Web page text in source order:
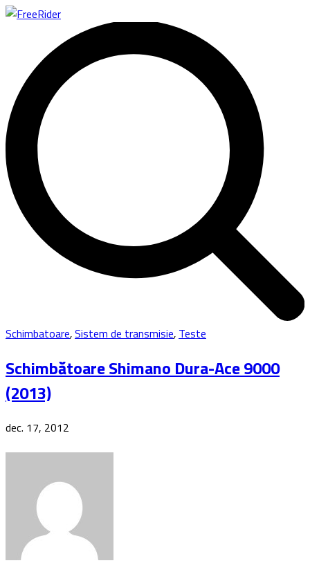
Schimbatoare,Sistem de transmisie, Teste
Schimbătoare Shimano Dura-Ace 9000
(2013)
dec. 17, 2012